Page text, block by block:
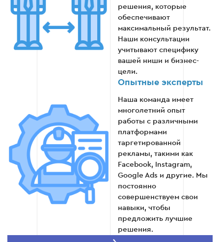
На финальном этапе клиент получает
детальные отчеты о результатах кампаний и
рекомендации для дальнейшей работы.
Формирование отчетов о достигнутых
долгосрочной стратегии
Этап 5
решения, которые
обеспечивают
максимальный результат.
Наши консультации
учитывают специфику
вашей ниши и бизнес-
цели.
Опытные эксперты
Наша команда имеет
многолетний опыт
работы с различными
платформами
таргетированной
рекламы, такими как
Facebook, Instagram,
Google Ads и другие. Мы
постоянно
совершенствуем свои
навыки, чтобы
предложить лучшие
решения.